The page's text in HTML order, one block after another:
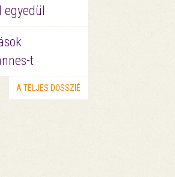
egyedül
t
A TELJES DOSSZIÉ